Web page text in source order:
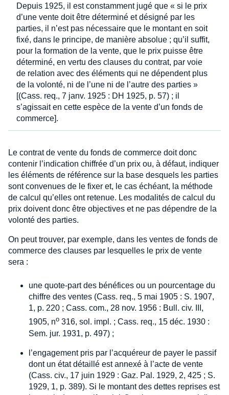
Depuis 1925, il est constamment jugé que « si le prix
d’une vente doit être déterminé et désigné par les
parties, il n’est pas nécessaire que le montant en soit
fixé, dans le principe, de manière absolue ; qu’il suffit,
pour la formation de la vente, que le prix puisse être
déterminé, en vertu des clauses du contrat, par voie
de relation avec des éléments qui ne dépendent plus
de la volonté, ni de l’une ni de l’autre des parties »
[(Cass. req., 7 janv. 1925 : DH 1925, p. 57) ; il
s’agissait en cette espèce de la vente d’un fonds de
commerce].
Le contrat de vente du fonds de commerce doit donc
contenir l’indication chiffrée d’un prix ou, à défaut, indiquer
les éléments de référence sur la base desquels les parties
sont convenues de le fixer et, le cas échéant, la méthode
de calcul qu’elles ont retenue. Les modalités de calcul du
prix doivent donc être objectives et ne pas dépendre de la
volonté des parties.
On peut trouver, par exemple, dans les ventes de fonds de
commerce des clauses par lesquelles le prix de vente
sera :
une quote-part des bénéfices ou un pourcentage du
chiffre des ventes (Cass. req., 5 mai 1905 : S. 1907,
1, p. 220 ; Cass. com., 28 nov. 1956 : Bull. civ. III,
1905, no 316, sol. impl. ; Cass. req., 15 déc. 1930 :
Sem. jur. 1931, p. 497) ;
l’engagement pris par l’acquéreur de payer le passif
dont un état détaillé est annexé à l’acte de vente
(Cass. civ., 17 juin 1929 : Gaz. Pal. 1929, 2, 425 ; S.
1929, 1, p. 389). Si le montant des dettes reprises est